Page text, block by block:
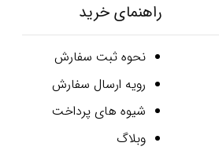
راهنمای خرید
نحوه ثبت سفارش
رویه ارسال سفارش
شیوه های پرداخت
وبلاگ